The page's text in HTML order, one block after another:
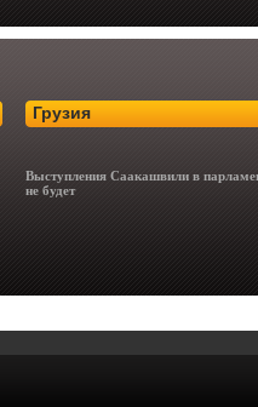
Грузия
Выступления Саакашвили в
не будет